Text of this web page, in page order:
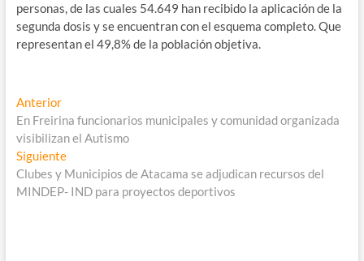
personas, de las cuales 54.649 han recibido la aplicación de la
segunda dosis y se encuentran con el esquema completo. Que
representan el 49,8% de la población objetiva.
Navegación
de
entradas
AnteriorEntrada
anterior:
En Freirina funcionarios municipales y comunidad organizada
visibilizan el Autismo
SiguienteEntrada
siguiente:
Clubes y Municipios de Atacama se adjudican recursos del
MINDEP- IND para proyectos deportivos